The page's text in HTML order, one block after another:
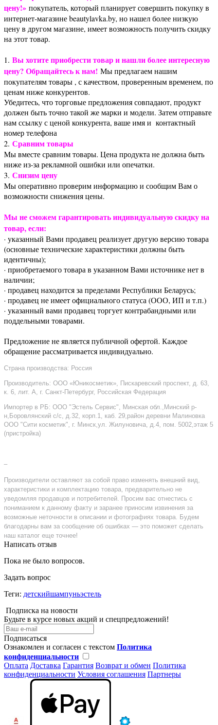
цену!» покупатель, который планирует совершить покупку в
интернет-магазине beautylavka.by, но нашел более низкую
цену в другом магазине, имеет возможность получить скидку
на этот товар.
1. Вы хотите приобрести товар и нашли более интересную
цену? Обращайтесь к нам! Мы предлагаем нашим
покупателям товары , с качеством, проверенным временем, по
ценам ниже конкурентов.
Убедитесь, что торговые предложения совпадают, продукт
должен быть точно такой же марки и модели. Затем отправьте
нам ссылку с ценой конкурента, ваше имя и контактный
номер телефона
2. Сравним товары
Мы вместе сравним товары. Цена продукта не должна быть
ниже из-за рекламной ошибки или опечатки.
3. Снизим цену
Мы оперативно проверим информацию и сообщим Вам о
возможности снижения цены.
Мы не сможем гарантировать индивидуальную скидку на
товар, если:
· указанный Вами продавец реализует другую версию товара
(основные технические характеристики должны быть
идентичны);
· приобретаемого товара в указанном Вами источнике нет в
наличии;
· продавец находится за пределами Республики Беларусь;
· продавец не имеет официального статуса (ООО, ИП и т.п.)
· указанный вами продавец торгует контрабандными или
поддельными товарами.
Предложение не является публичной офертой. Каждое
обращение рассматривается индивидуально.
Страна производства: Россия
Производитель: ООО «Юникосметик», Пискаревский проспект, д. 63,
к. 6, лит. А, г. Санкт-Петербург, Российская Федерация
Импортер в РБ: ООО "Эстель Сервис", Минская обл.,Минский р-
н,Боровлянский с/с, д.32, корп.1, каб. 29,район деревни Малиновка
ООО "Сити косметик", г. Минск,ул. Жилуновича, д.4, пом. 5002,этаж 5
(пристройка)
–
Производители оставляют за собой право изменять внешний вид,
характеристики и комплектацию товара, предварительно не
уведомляя продавцов и потребителей. Просим вас отнестись с
пониманием к данному факту и заранее приносим извинения за
возможные неточности в описании и фотографиях товара. Будем
благодарны вам за сообщение об ошибках — это поможет сделать
наш каталог еще точнее!
Написать отзыв
Пока не было вопросов.
Задать вопрос
Теги: детскийшампуньэстель
Подписка на новости
Будьте в курсе новых акций и спецпредложений!
Подписаться
Ознакомлен и согласен с текстом Политика
конфиденциальности
Оплата Доставка Гарантия Возврат и обмен Политика
конфиденциальности Условия соглашения Партнеры